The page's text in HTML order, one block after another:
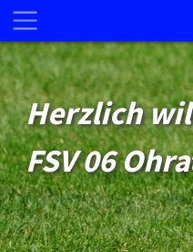
Herzlich
FSV 06